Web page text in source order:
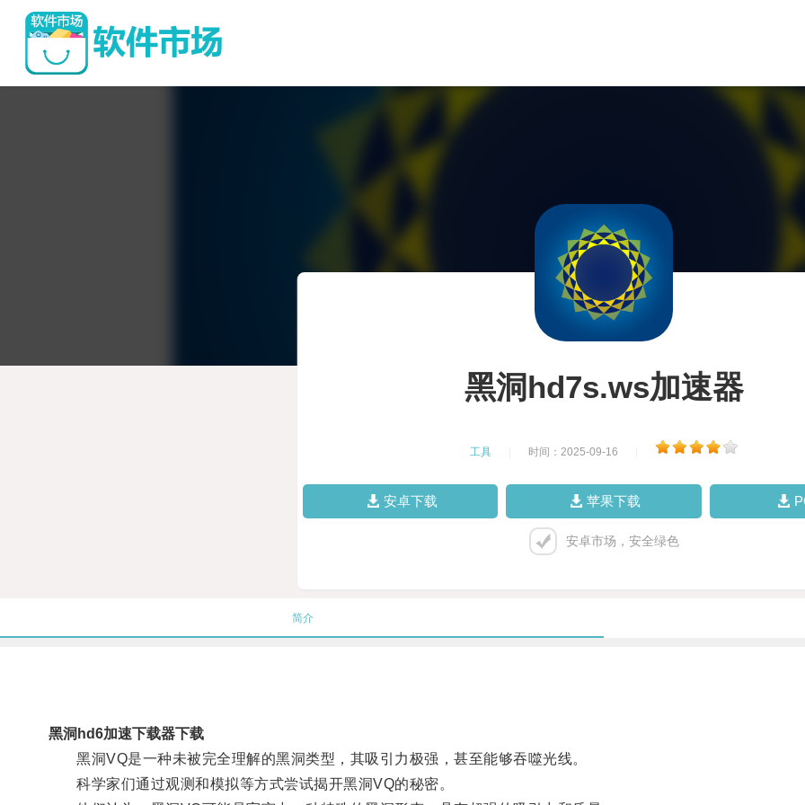
黑洞hd7s.ws加速器
工具 时间：2025-09-16
安卓下载 苹果下载
安卓市场，安全绿色
简介
黑洞hd6加速下载器下载
黑洞VQ是一种未被完全理解的黑洞类型，其吸引力极强，甚至能够吞噬光线。
科学家们通过观测和模拟等方式尝试揭开黑洞VQ的秘密。